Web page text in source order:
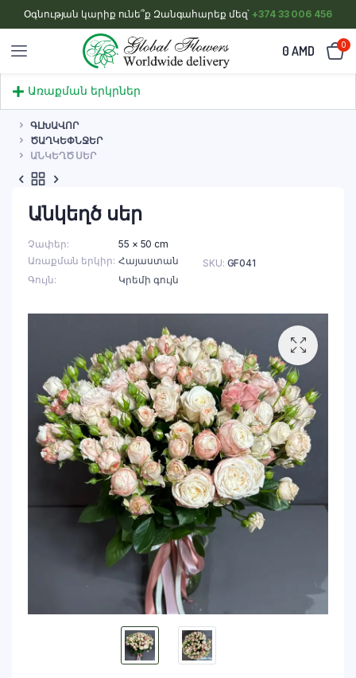
Օգնության կարիք ունե՞ք Զանգահարեք մեզ՝ +374 33 006 456
0 AMD 0
Առաքման երկրներ
ԳԼԽԱՎՈՐ
ԾԱՂԿԵՓՆՋԵՐ
ԱՆԿԵՂԾ ՍԵՐ
Անկեղծ սեր
Չափեր
55 × 50 cm
Առաքման երկիր Հայաստան
Գույն
Կրեմի գույն
SKU: GF041